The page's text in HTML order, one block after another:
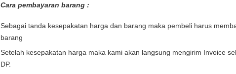
Cara pembayaran barang :
Sebagai tanda kesepakatan harga dan barang maka pembeli harus
barang
Setelah kesepakatan harga maka kami akan langsung mengirim Invoice
DP.